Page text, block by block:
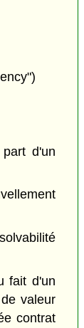
d'un
fait d'un
valeur
contrat